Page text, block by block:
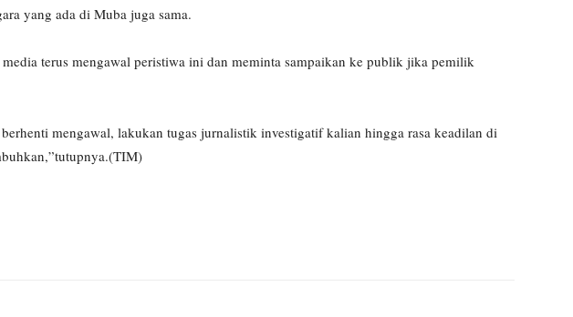
yang ada di Muba juga sama.
terus mengawal peristiwa ini dan meminta sampaikan ke publik jika pemilik
mengawal, lakukan tugas jurnalistik investigatif kalian hingga rasa keadilan di